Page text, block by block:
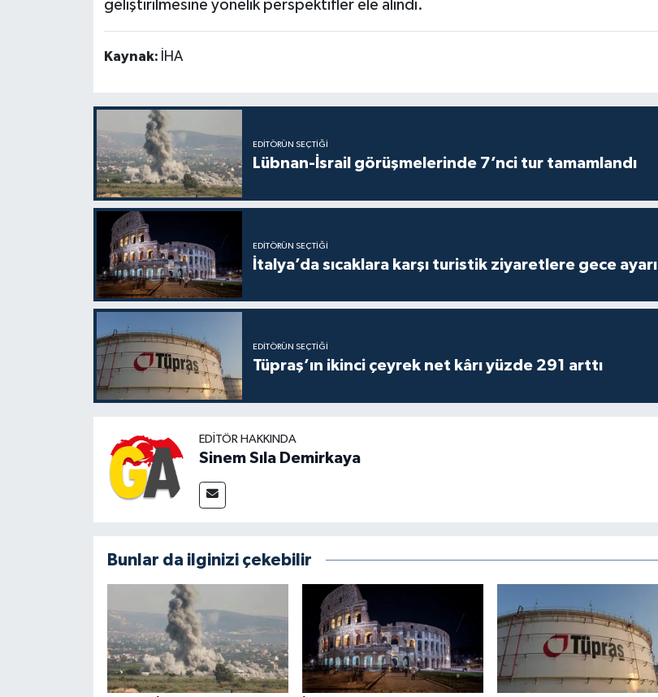
geliştirilmesine yönelik perspektifler ele alındı.
Kaynak: İHA
EDITÖRÜN SEÇTIĞI
Lübnan-İsrail görüşmelerinde 7’nci tur tamamlandı
EDITÖRÜN SEÇTIĞI
İtalya’da sıcaklara karşı turistik ziyaretlere gece ayarı
EDITÖRÜN SEÇTIĞI
Tüpraş’ın ikinci çeyrek net kârı yüzde 291 arttı
EDITÖR HAKKINDA
Sinem Sıla Demirkaya
Bunlar da ilginizi çekebilir